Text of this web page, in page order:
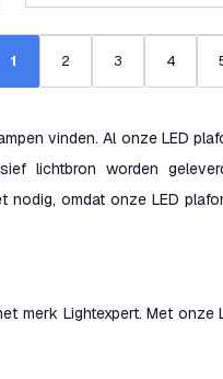
1 2 3 4
vinden. Al onze LED
lichtbron worden
omdat onze LED
merk Lightexpert. Met onze